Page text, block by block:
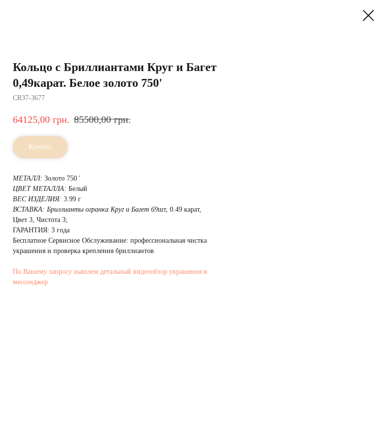
Кольцо с Бриллиантами Круг и Багет
0,49карат. Белое золото 750'
CR37-3677
64125,00 грн. 85500,00 грн.
Купить
МЕТАЛЛ: Золото 750 '
ЦВЕТ МЕТАЛЛА: Белый
ВЕС ИЗДЕЛИЯ: 3.99 г
ВСТАВКА: Бриллианты огранка Круг и Багет 69шт, 0.49 карат,
Цвет 3, Чистота 3;
ГАРАНТИЯ: 3 года
Бесплатное Сервисное Обслуживание: профессиональная чистка
украшения и проверка крепления бриллиантов
По Вашему запросу вышлем детальный видеообзор украшения в
мессенджер